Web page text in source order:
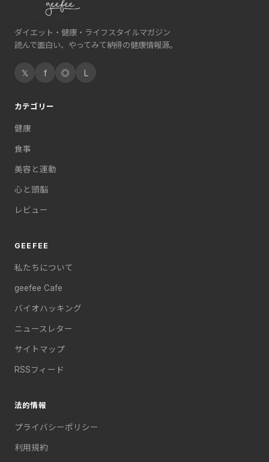
ダイエット・健康・ライフスタイルマガジン
読んで面白い、やってみて納得の健康情報源。
𝕏 f ◎ L
カテゴリー
健康
食事
美容と運動
心と頭脳
レビュー
GEEFEE
私たちについて
geefee Cafe
バイオハッキング
ニュースレター
サイトマップ
RSSフィード
法的情報
プライバシーポリシー
利用規約